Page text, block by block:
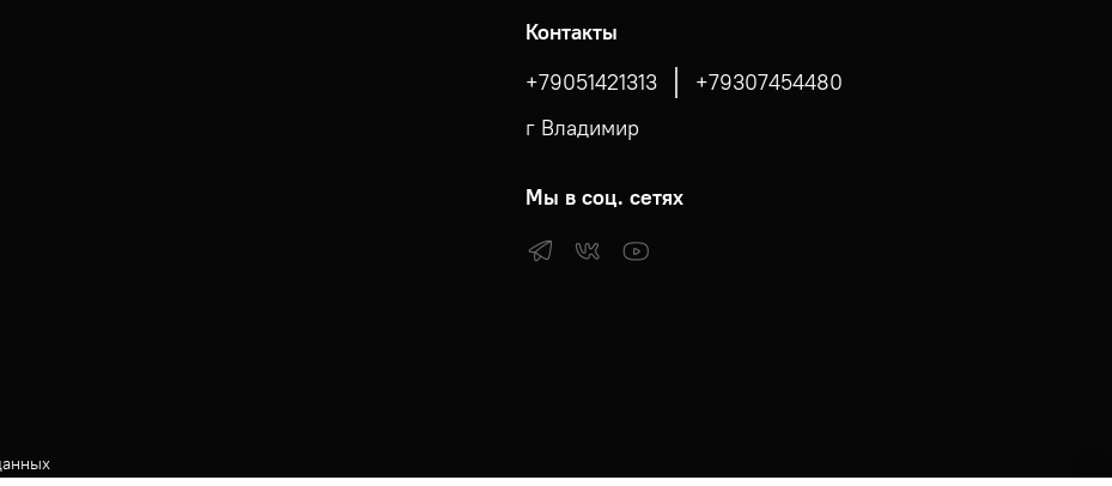
Контакты
+79051421313
+79307454480
г Владимир
Мы в соц. сетях